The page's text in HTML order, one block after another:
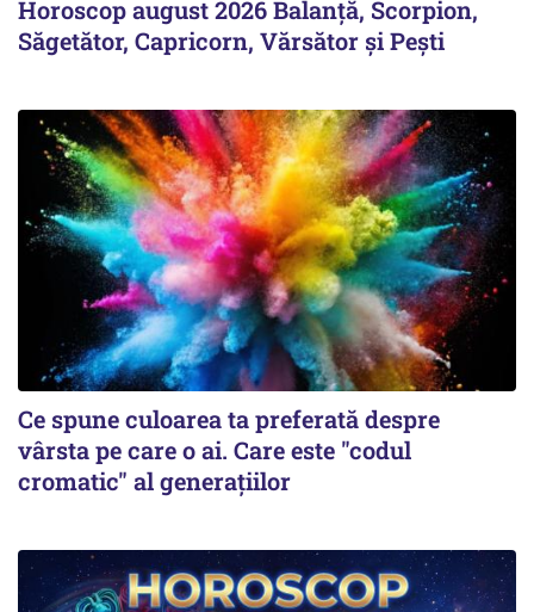
Horoscop august 2026 Balanță, Scorpion,
Săgetător, Capricorn, Vărsător și Pești
Ce spune culoarea ta preferată despre
vârsta pe care o ai. Care este "codul
cromatic" al generațiilor